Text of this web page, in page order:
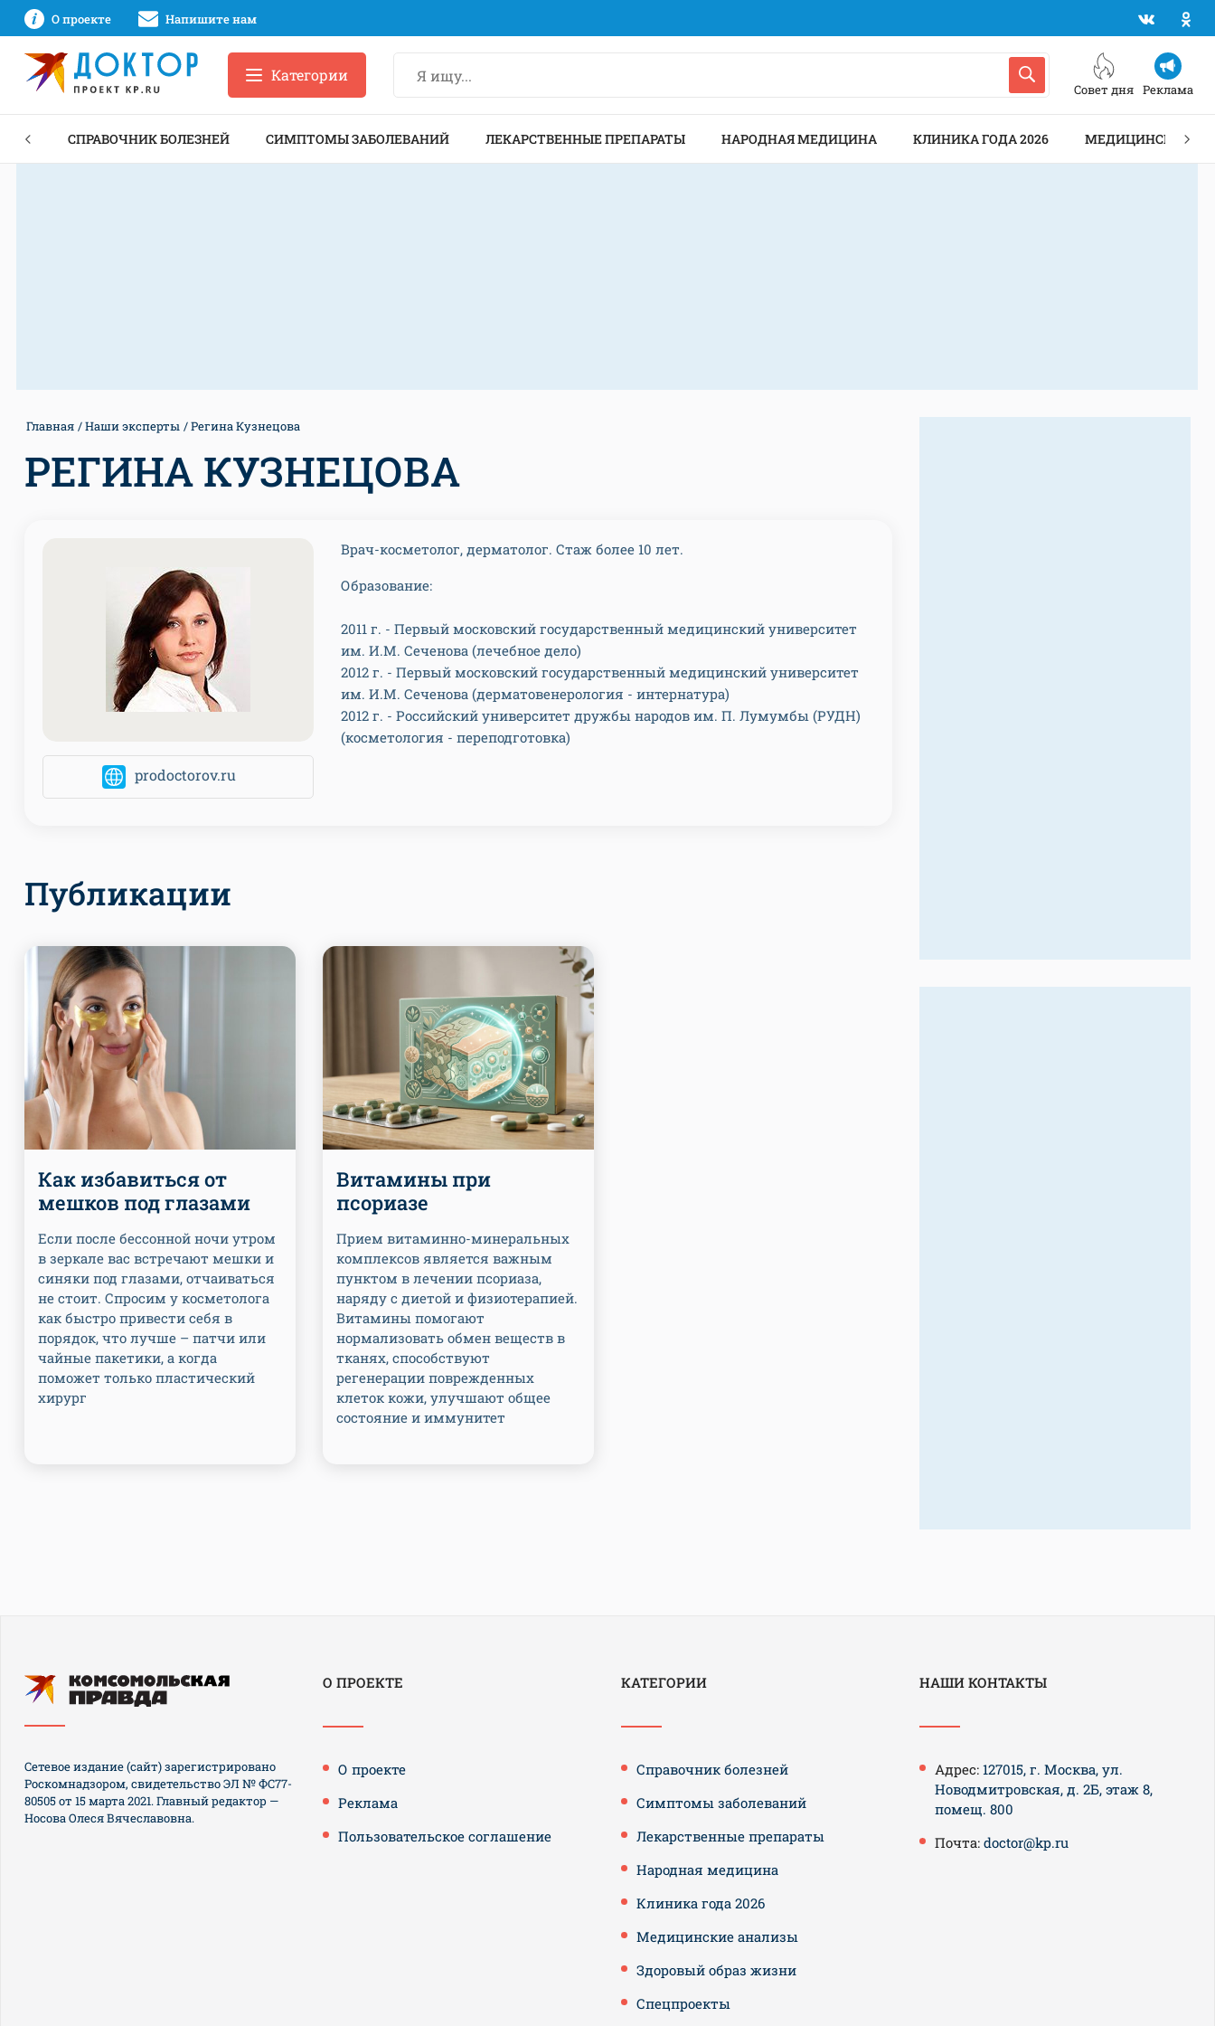
О проекте Напишите нам
Совет дня Реклама
Категории
СПРАВОЧНИК БОЛЕЗНЕЙ СИМПТОМЫ ЗАБОЛЕВАНИЙ ЛЕКАРСТВЕННЫЕ ПРЕПАРАТЫ НАРОДНАЯ МЕДИЦИНА КЛИНИКА ГОДА 2026 МЕДИЦИНСКИЕ
Главная Наши эксперты Регина Кузнецова
РЕГИНА КУЗНЕЦОВА
prodoctorov.ru
Врач-косметолог, дерматолог. Стаж более 10 лет.
Образование:
2011 г. - Первый московский государственный медицинский университет
им. И.М. Сеченова (лечебное дело)
2012 г. - Первый московский государственный медицинский университет
им. И.М. Сеченова (дерматовенерология - интернатура)
2012 г. - Российский университет дружбы народов им. П. Лумумбы (РУДН)
(косметология - переподготовка)
Публикации
Как избавиться от
мешков под глазами
Если после бессонной ночи утром
в зеркале вас встречают мешки и
синяки под глазами, отчаиваться
не стоит. Спросим у косметолога
как быстро привести себя в
порядок, что лучше – патчи или
чайные пакетики, а когда
поможет только пластический
хирург
Витамины при
псориазе
Прием витаминно-минеральных
комплексов является важным
пунктом в лечении псориаза,
наряду с диетой и физиотерапией.
Витамины помогают
нормализовать обмен веществ в
тканях, способствуют
регенерации поврежденных
клеток кожи, улучшают общее
состояние и иммунитет
О ПРОЕКТЕ
О проекте
Реклама
Пользовательское соглашение
КАТЕГОРИИ
Справочник болезней
Симптомы заболеваний
Лекарственные препараты
Народная медицина
Клиника года 2026
Медицинские анализы
Здоровый образ жизни
Спецпроекты
НАШИ КОНТАКТЫ
Адрес: 127015, г. Москва, ул.
Новодмитровская, д. 2Б, этаж 8,
помещ. 800
Почта: doctor@kp.ru
Сетевое издание (сайт) зарегистрировано
Роскомнадзором, свидетельство ЭЛ № ФС77-
80505 от 15 марта 2021. Главный редактор —
Носова Олеся Вячеславовна.